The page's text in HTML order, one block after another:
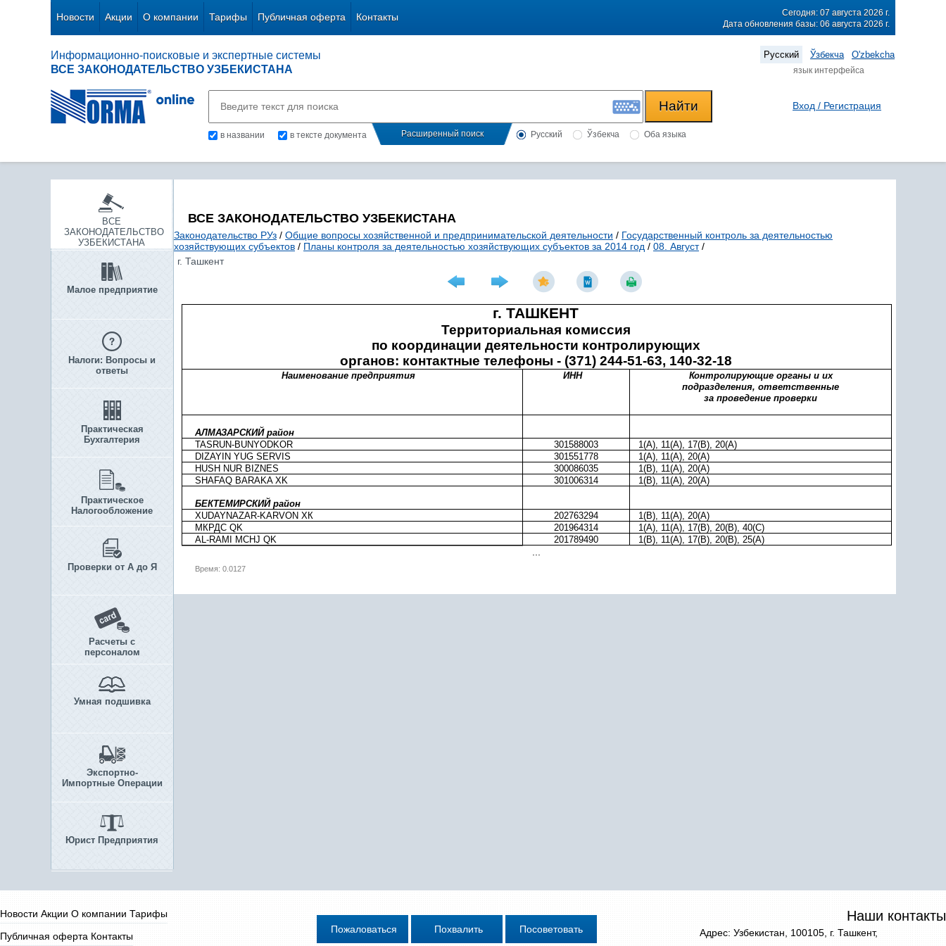
Новости Акции О компании Тарифы Публичная оферта Контакты
Сегодня: 07 августа 2026 г.
Дата обновления базы: 06 августа 2026 г.
Информационно-поисковые и экспертные системы
ВСЕ ЗАКОНОДАТЕЛЬСТВО УЗБЕКИСТАНА
Русский Ўзбекча O'zbekcha
язык интерфейса
в названии в тексте документа Расширенный поиск Русский Ўзбекча Оба языка
Вход / Регистрация
ВСЕ
ЗАКОНОДАТЕЛЬСТВО
УЗБЕКИСТАНА
Малое предприятие
Налоги: Вопросы и
ответы
Практическая
Бухгалтерия
Практическое
Налогообложение
Проверки от А до Я
Расчеты с
персоналом
Умная подшивка
Экспортно-
Импортные Операции
Юрист Предприятия
ВСЕ ЗАКОНОДАТЕЛЬСТВО УЗБЕКИСТАНА
Законодательство РУз / Общие вопросы хозяйственной и предпринимательской деятельности / Государственный контроль за деятельностью
хозяйствующих субъектов / Планы контроля за деятельностью хозяйствующих субъектов за 2014 год / 08. Август /
г. Ташкент
г. ТАШКЕНТ
Территориальная комиссия
по координации деятельности контролирующих
органов: контактные телефоны - (371) 244-51-63, 140-32-18
Наименование предприятия ИНН
Контролирующие органы и их
подразделения, ответственные
за проведение проверки
АЛМАЗАРСКИЙ район
TASRUN-BUNYODKOR
301588003
1(A), 11(A), 17(B), 20(A)
DIZAYIN YUG SERVIS
301551778
1(A), 11(A), 20(A)
HUSH NUR BIZNES
300086035
1(B), 11(A), 20(A)
SHAFAQ BARAKA XK
301006314 1(B), 11(A), 20(A)
БЕКТЕМИРСКИЙ район
XUDAYNAZAR-KARVON ХК
202763294
1(B), 11(A), 20(A)
МКРДС QK
201964314
1(A), 11(A), 17(B), 20(B), 40(C)
AL-RAMI MCHJ QK
201789490 1(B), 11(A), 17(B), 20(B), 25(A)
Время: 0.0127
Новости Акции О компании Тарифы
Публичная оферта Контакты
Наши контакты
Адрес: Узбекистан, 100105, г. Ташкент,